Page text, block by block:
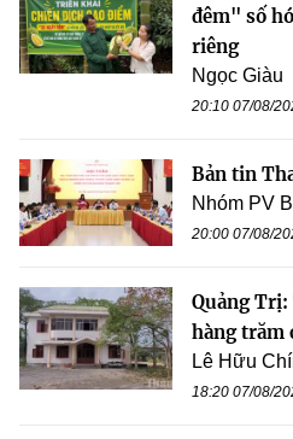
đêm" số
riêng
Ngọc Giàu
20:10 07/08/
Bản tin
Nhóm PV
20:00 07/08/
Quảng
hàng trăm
Lê Hữu
18:20 07/08/